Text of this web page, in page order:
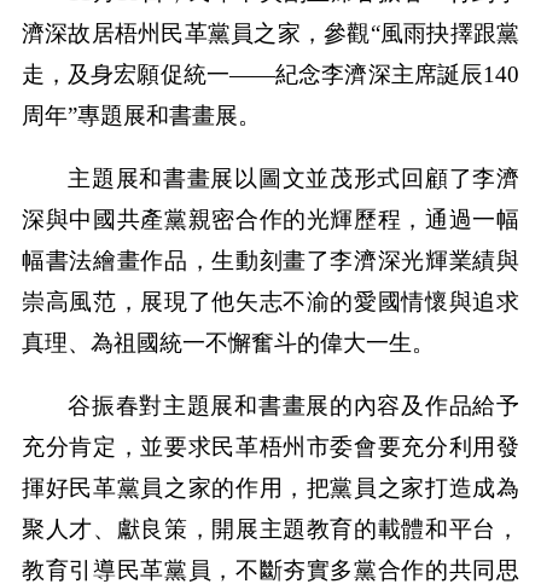
濟深故居梧州民革黨員之家，參觀“風雨抉擇跟黨
走，及身宏願促統一——紀念李濟深主席誕辰140
周年”專題展和書畫展。
主題展和書畫展以圖文並茂形式回顧了李濟
深與中國共產黨親密合作的光輝歷程，通過一幅
幅書法繪畫作品，生動刻畫了李濟深光輝業績與
崇高風范，展現了他矢志不渝的愛國情懷與追求
真理、為祖國統一不懈奮斗的偉大一生。
谷振春對主題展和書畫展的內容及作品給予
充分肯定，並要求民革梧州市委會要充分利用發
揮好民革黨員之家的作用，把黨員之家打造成為
聚人才、獻良策，開展主題教育的載體和平台，
教育引導民革黨員，不斷夯實多黨合作的共同思